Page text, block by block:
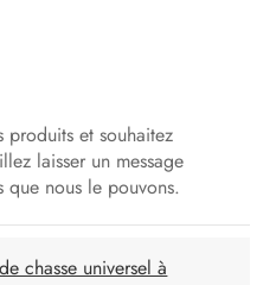
produits et souhaitez
laisser un message
que nous le pouvons.
chasse universel à